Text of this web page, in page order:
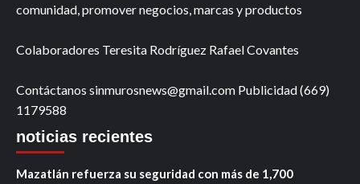
comunidad, promover negocios, marcas y productos
Colaboradores Teresita Rodríguez Rafael Covantes
Contáctanos sinmurosnews@gmail.com Publicidad (669)
1179588
noticias recientes
Mazatlán refuerza su seguridad con más de 1,700